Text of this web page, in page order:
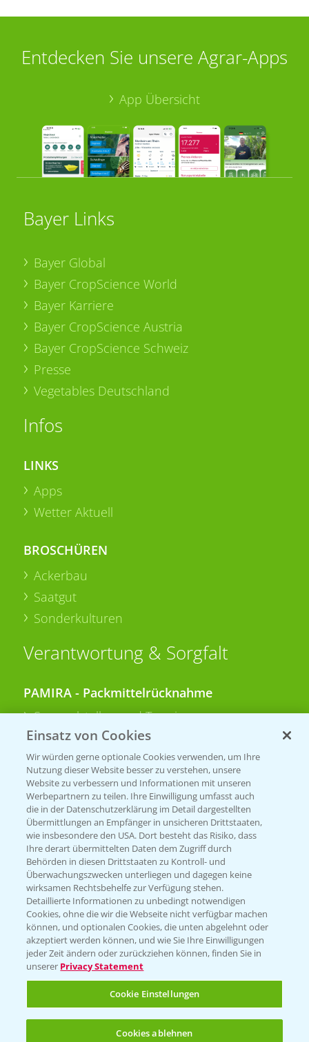
Entdecken Sie unsere Agrar-Apps
App Übersicht
Bayer Links
Bayer Global
Bayer CropScience World
Bayer Karriere
Bayer CropScience Austria
Bayer CropScience Schweiz
Presse
Vegetables Deutschland
Infos
LINKS
Apps
Wetter Aktuell
BROSCHÜREN
Ackerbau
Saatgut
Sonderkulturen
Verantwortung & Sorgfalt
PAMIRA - Packmittelrücknahme
Sammelstellen und Termine
PRE - Chemikalien sicher entsorgen
Sammelstellen und Termine
Kontakt & Notfall
Beratung auf WhatsApp
T.+49 (0)174 346 564 1
KONTAKT
Hilfe in Notfällen
T.+49 (0)214/30-20220
Einsatz von Cookies
Wir würden gerne optionale Cookies verwenden, um Ihre
Nutzung dieser Website besser zu verstehen, unsere
Website zu verbessern und Informationen mit unseren
Werbepartnern zu teilen. Ihre Einwilligung umfasst auch
die in der Datenschutzerklärung im Detail dargestellten
Übermittlungen an Empfänger in unsicheren Drittstaaten,
wie insbesondere den USA. Dort besteht das Risiko, dass
Ihre derart übermittelten Daten dem Zugriff durch
Behörden in diesen Drittstaaten zu Kontroll- und
Überwachungszwecken unterliegen und dagegen keine
wirksamen Rechtsbehelfe zur Verfügung stehen.
Detaillierte Informationen zu unbedingt notwendigen
Cookies, ohne die wir die Webseite nicht verfügbar machen
können, und optionalen Cookies, die unten abgelehnt oder
akzeptiert werden können, und wie Sie Ihre Einwilligungen
jeder Zeit ändern oder zurückziehen können, finden Sie in
unserer Privacy Statement
Cookie Einstellungen
Cookies ablehnen